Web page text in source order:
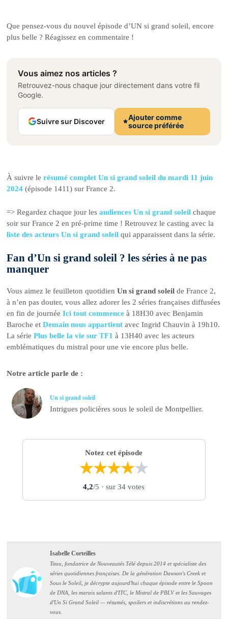
Que pensez-vous du nouvel épisode d’UN si grand soleil, encore
plus belle ? Réagissez en commentaire !
Vous aimez nos articles ?
Retrouvez-nous chaque jour directement dans votre fil
Google.
Suivre sur Discover
Ajouter comme
source préférée
À suivre lerésumé complet Un si grand soleil du mardi 11 juin
2024 (épisode 1411) sur France 2.
=> Regardez chaque jour lesaudiences Un si grand soleil chaque
soir sur France 2 en pré-prime time ! Retrouvez le casting avec la
liste des acteurs Un si grand soleil qui apparaissent dans la série.
Fan d’Un si grand soleil ? les séries à ne pas
manquer
Vous aimez le feuilleton quotidienUn si grand soleil de France 2,
à n’en pas douter, vous allez adorer les 2 séries françaises diffusées
en fin de journéeIci tout commence à 18H30 avec Benjamin
Baroche etDemain nous appartient avec Ingrid Chauvin à 19h10.
La sériePlus belle la vie sur TF1 à 13H40 avec les acteurs
emblématiques du mistral pour une vie encore plus belle.
Notre article parle de :
Un si grand soleil
Intrigues policières sous le soleil de Montpellier.
Notez cet épisode
★★★★★
4,2/5 · sur 34 votes
Isabelle Corteilles
Titou, fondatrice de Nouveautés Télé depuis 2014 et spécialiste des
séries quotidiennes françaises. De la génération Dawson's Creek et
Sous le Soleil, je décrypte aujourd'hui chaque épisode entre le Spoon
de DNA, les marais salants d'ITC, le Mistral de PBLV et les Sauvages
d'Un Si Grand Soleil — résumés, spoilers et indiscrétions au rendez-
vous.